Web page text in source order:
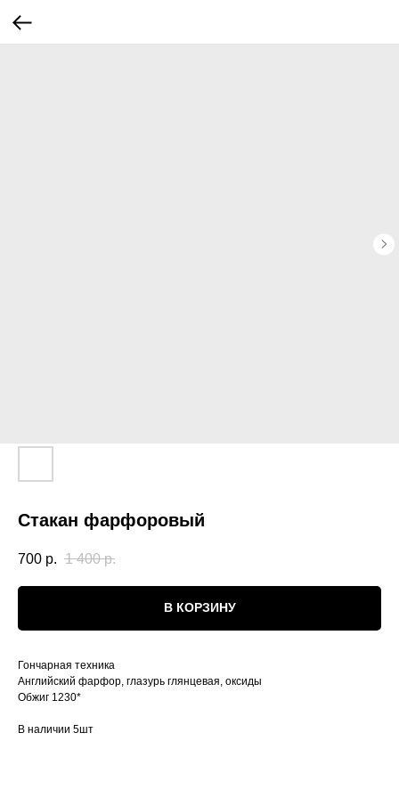
Стакан фарфоровый
700 р. 1 400 р.
В КОРЗИНУ
Гончарная техника
Английский фарфор, глазурь глянцевая, оксиды
Обжиг 1230*
В наличии 5шт